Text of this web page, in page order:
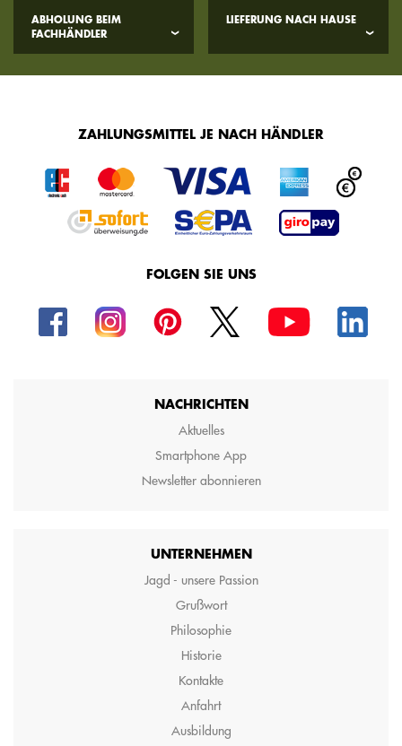
ABHOLUNG BEIM
FACHHÄNDLER
LIEFERUNG NACH HAUSE
ZAHLUNGSMITTEL JE NACH HÄNDLER
FOLGEN SIE UNS
NACHRICHTEN
Aktuelles
Smartphone App
Newsletter abonnieren
UNTERNEHMEN
Jagd - unsere Passion
Grußwort
Philosophie
Historie
Kontakte
Anfahrt
Ausbildung